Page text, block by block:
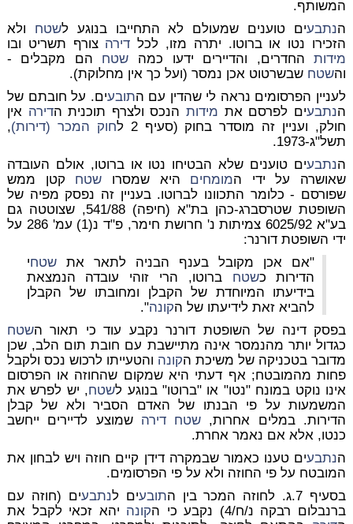
המשותף.
הנתבעים טוענים שמעולם לא התחייבו בנוגע לשטח ולא
הזכירו נטו או ברוטו. יתרה מזו, לכל דירה צורף תשריט ובו
מידותהחדרים, והדיירים ידעו כמה שטח הם מקבלים -
והשטח שבשרטוט אכן נמסר (ועל כך אין מחלוקת).
לעניין הפרסומים נראה לי שהדין עם התובעים. על חובתם של
הנתבעים לפרסם את מידותהנכס ולצרף תוכנית הדירה אין
חולק, ועניין זה מוסדר בחוק (סעיף 2 ל
חוק המכר (דירות),
תשל"ג-1973.
הנתבעים טוענים שלא הבטיחו נטו או ברוטו, אולם העובדה
שאושרה על ידי המומחים היא שמסרו שטח קטן ממש
שפורסם - כלומר התכוונו לברוטו. בעניין זה נפסק מפיה של
השופטת שטרסברג-כהן בת"א (חיפה) 541/88, שצוטטה גם
בע"א 6025/92 צמיתות נ' חרושת חימר, פ"ד נ(1) עמ' 286 על
ידי השופטת דורנר:
"אם אכן מקובל בענף הבניה לתאר אתשטחי
הדירות כשטח ברוטו, הרי זוהי עובדה הנמצאת
בידיעתו המיוחדת של הקבלן ומחובתו של הקבלן
להביא זאת לידיעתו של הקונה".
בפסק דינה של השופטת דורנר נקבע עוד כי תאור השטח
כגדול יותר מהנמסר אינה מתיישבת עם חובת תום הלב, שכן
מדובר בטכניקה של משיכת הקונה והטעייתו לרכוש נכס ולקבל
פחות מהמובטח; אף דעתי היא שמקום שהחוזה או הפרסום
אינו נוקט במונח "נטו" או "ברוטו" בנוגע לשטח, יש לפרש את
המשמעות על פי הבנתו של האדם הסביר ולא של קבלן
הדירות. במלים אחרות, שטח דירה שמוצע לדיירים ייחשב
כנטו, אלא אם נאמר אחרת.
הנתבעים טענו כאמור שבמקרה דידן קיים חוזה ויש לבחון את
המובטח על פי החוזה ולא על פי הפרסומים.
בסעיף 7.ג. לחוזה המכר בין ה
תובעים לנתבעים (חוזה עם
ברנבלום רבקה נ/ח/4) נקבע כי ה
קונה יהא זכאי לקבל את